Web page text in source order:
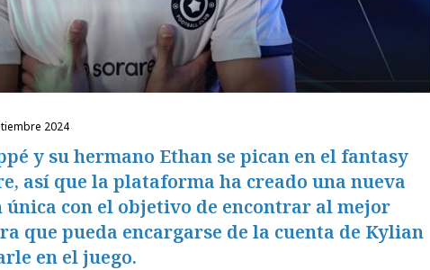
2024
y su hermano Ethan se pican en el fantasy
así que la plataforma ha creado una nueva
única con el objetivo de encontrar al mejor
que pueda encargarse de la cuenta de Kylian
en el juego.